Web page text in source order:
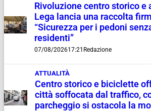
Rivoluzione centro storico e
Lega lancia una raccolta
“Sicurezza per i pedoni
residenti”
07/08/202617:21 Redazione
ATTUALITÀ
Centro storico e biciclette
città soffocata dal traffico,
parcheggio si ostacola la